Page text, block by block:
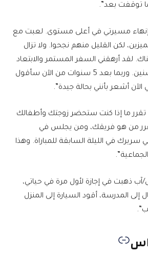
توقفت بعد”.
إنهاء مسيرتي في أعلى مستوى. لعبت مع
لكن القليل منهم نجحوا. ولا تزال
لقد أرهقني السفر المستمر والابتعاد
عن العائلة على مر السنين. وربما بعد 5 سنوات من الآن سأقول
الآن أشعر بأنني بحالة جيدة”.
تقرر ما إذا كنت ستحضر زوجتك وأطفالك
من هو فريقك، ومن يجلس في
في الليلة السابقة للمباراة. وهذا
ذهبت في إجازة لأول مرة في حياتي،
إلى المدرسة، أقود السيارة إلى المنزل